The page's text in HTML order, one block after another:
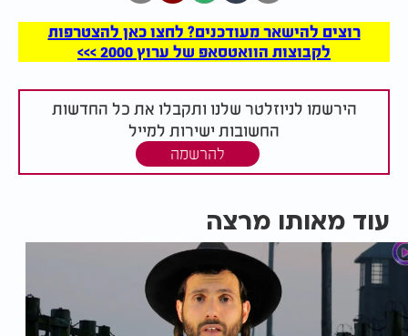
רוצים להישאר מעודכנים? לחצו כאן להצטרפות
לקבוצות הוואטסאפ של ערוץ 2000 >>>
הירשמו לניוזלטר שלנו ותקבלו את כל החדשות
החשובות ישירות למייל
להרשמה
עוד מאותו מרצה